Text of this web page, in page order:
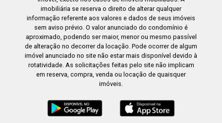
imobiliária se reserva o direito de alterar qualquer
informação referente aos valores e dados de seus imóveis
sem aviso prévio. O valor anunciado do condomínio é
aproximado, podendo ser maior, menor ou mesmo passível
de alteração no decorrer da locação. Pode ocorrer de algum
imóvel anunciado no site não estar mais disponível devido à
rotatividade. As solicitações feitas pelo site não implicam
em reserva, compra, venda ou locação de quaisquer
imóveis.